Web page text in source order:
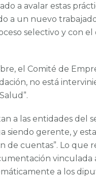
a avalar estas
a un nuevo
selectivo y con el
el Comité de
no está
a las entidades del
siendo gerente, y
de cuentas”. Lo que
vinculada
a los